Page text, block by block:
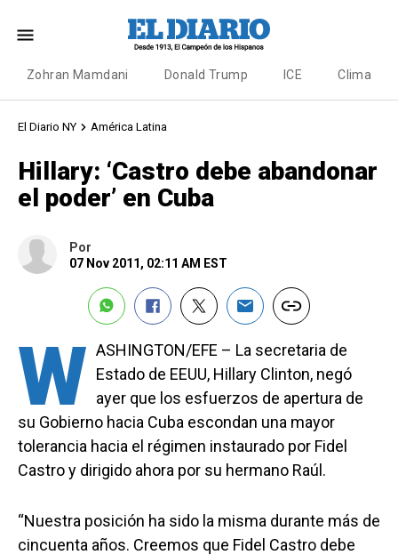
Zohran Mamdani Donald Trump ICE Clima
El Diario NY América Latina
Hillary: ‘Castro debe abandonar
el poder’ en Cuba
Por
07 Nov 2011, 02:11 AM EST
W ASHINGTON/EFE – La secretaria de
Estado de EEUU, Hillary Clinton, negó
ayer que los esfuerzos de apertura de
su Gobierno hacia Cuba escondan una mayor
tolerancia hacia el régimen instaurado por Fidel
Castro y dirigido ahora por su hermano Raúl.
“Nuestra posición ha sido la misma durante más de
cincuenta años. Creemos que Fidel Castro debe